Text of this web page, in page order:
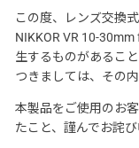
この度、レンズ交換
NIKKOR VR 10-
生するものがあるこ
つきましては、その
本製品をご使用のお
たこと、謹んでお詫び